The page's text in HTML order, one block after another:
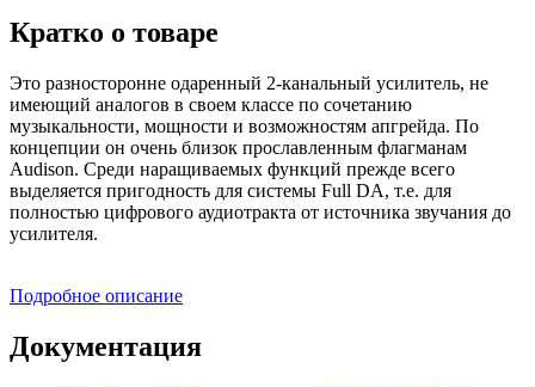
Кратко о товаре
Это разносторонне одаренный 2-канальный усилитель, не
имеющий аналогов в своем классе по сочетанию
музыкальности, мощности и возможностям апгрейда. По
концепции он очень близок прославленным флагманам
Audison. Среди наращиваемых функций прежде всего
выделяется пригодность для системы Full DA, т.е. для
полностью цифрового аудиотракта от источника звучания до
усилителя.
Подробное описание
Документация